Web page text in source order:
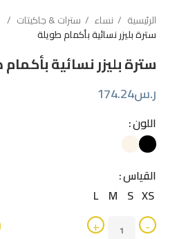
الرئيسية نساء
سترات & جاكيتات
سترة بليزر نسائية بأكمام طويلة
سترة بليزر نسائية
ر.س174.24
اللون
القياس
XS
S
M
L